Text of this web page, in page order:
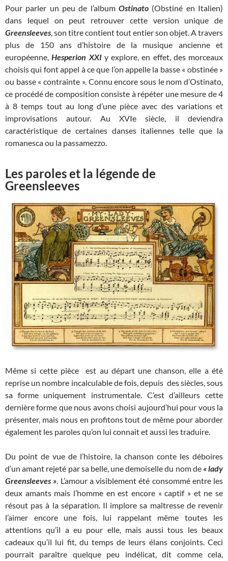
Pour parler un peu de l’album Ostinato (Obstiné en Italien)
dans lequel on peut retrouver cette version unique de
Greensleeves , son titre contient tout entier son objet. A travers
plus de 150 ans d’histoire de la musique ancienne et
européenne,Hesperion XXIy explore, en effet, des morceaux
choisis qui font appel à ce que l’on appelle la basse « obstinée »
ou basse « contrainte ». Connu encore sous le nom d’Ostinato,
ce procédé de composition consiste à répéter une mesure de 4
à 8 temps tout au long d’une pièce avec des variations et
improvisations autour. Au XVIe siècle, il deviendra
caractéristique de certaines danses italiennes telle que la
romanesca ou la passamezzo.
Les paroles et la légende de
Greensleeves
Même si cette pièce est au départ une chanson, elle a été
reprise un nombre incalculable de fois, depuis des siècles, sous
sa forme uniquement instrumentale. C’est d’ailleurs cette
dernière forme que nous avons choisi aujourd’hui pour vous la
présenter, mais nous en profitons tout de même pour aborder
également les paroles qu’on lui connait et aussi les traduire.
Du point de vue de l’histoire, la chanson conte les déboires
d’un amant rejeté par sa belle, une demoiselle du nom de « lady
Greensleeves ». L’amour a visiblement été consommé entre les
deux amants mais l’homme en est encore « captif » et ne se
résout pas à la séparation. Il implore sa maîtresse de revenir
l’aimer encore une fois, lui rappelant même toutes les
attentions qu’il a eu pour elle, mais aussi tous les beaux
cadeaux qu’il lui fit, du temps de leurs élans conjoints. Ceci
pourrait paraître quelque peu indélicat, dit comme cela,